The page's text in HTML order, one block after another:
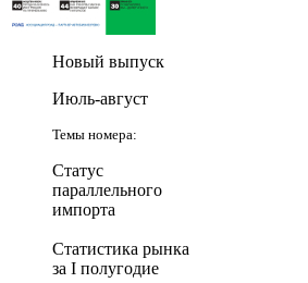
Новый выпуск
Июль-август
Темы номера:
Статус
параллельного
импорта
Статистика рынка
за I полугодие